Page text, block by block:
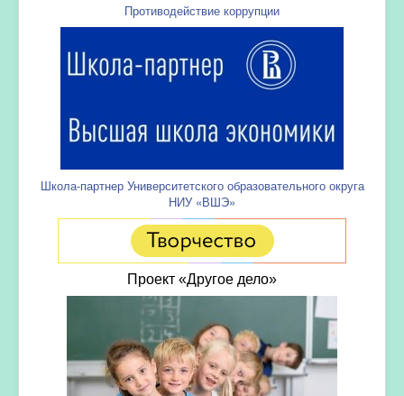
Противодействие коррупции
Школа-партнер Университетского образовательного округа
НИУ «ВШЭ»
Проект «Другое дело»